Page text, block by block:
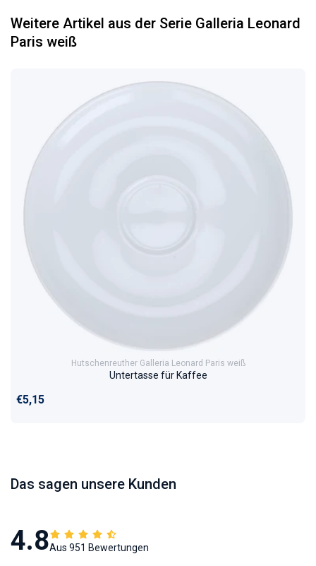
Weitere Artikel aus der Serie Galleria Leonard
Paris weiß
Hutschenreuther Galleria Leonard Paris weiß
Untertasse für Kaffee
Normaler Preis
€5,15
Das sagen unsere Kunden
4.8Aus 951 Bewertungen